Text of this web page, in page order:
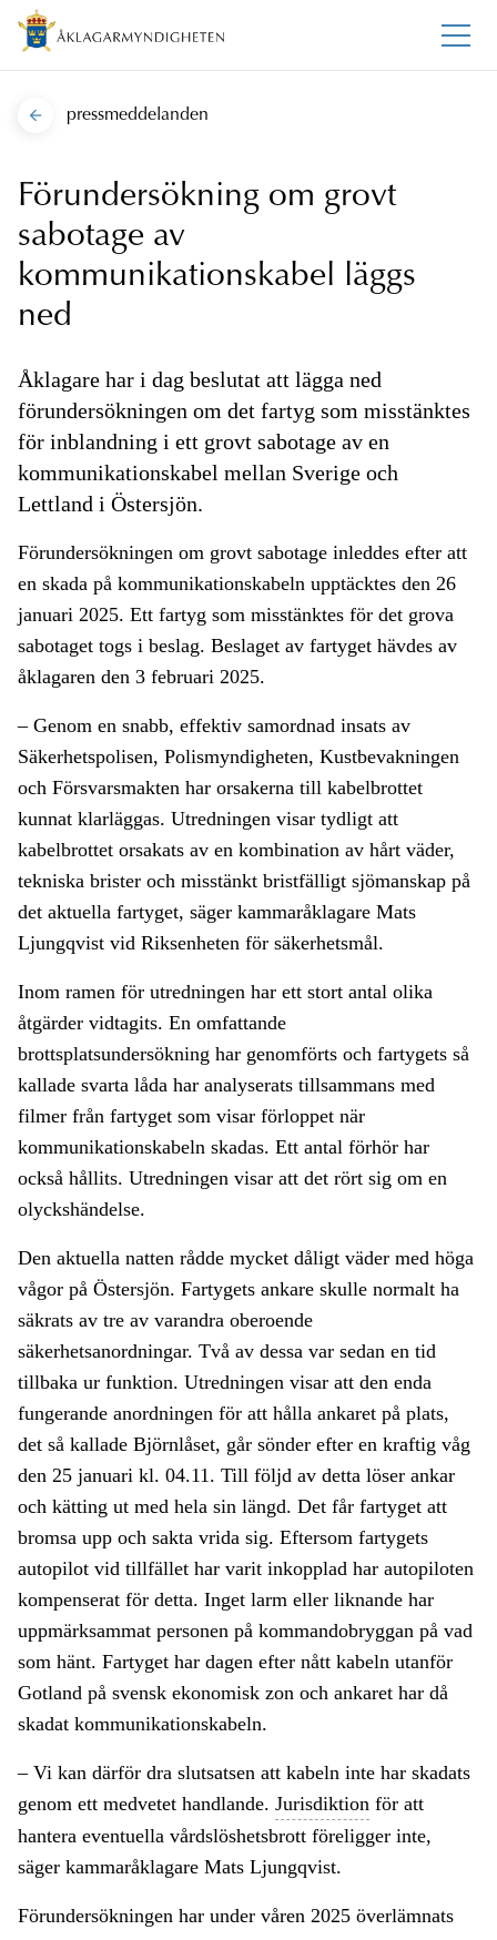
pressmeddelanden
Förundersökning om grovt
sabotage av
kommunikationskabel läggs
ned
Åklagare har i dag beslutat att lägga ned
förundersökningen om det fartyg som misstänktes
för inblandning i ett grovt sabotage av en
kommunikationskabel mellan Sverige och
Lettland i Östersjön.
Förundersökningen om grovt sabotage inleddes efter att
en skada på kommunikationskabeln upptäcktes den 26
januari 2025. Ett fartyg som misstänktes för det grova
sabotaget togs i beslag. Beslaget av fartyget hävdes av
åklagaren den 3 februari 2025.
– Genom en snabb, effektiv samordnad insats av
Säkerhetspolisen, Polismyndigheten, Kustbevakningen
och Försvarsmakten har orsakerna till kabelbrottet
kunnat klarläggas. Utredningen visar tydligt att
kabelbrottet orsakats av en kombination av hårt väder,
tekniska brister och misstänkt bristfälligt sjömanskap på
det aktuella fartyget, säger kammaråklagare Mats
Ljungqvist vid Riksenheten för säkerhetsmål.
Inom ramen för utredningen har ett stort antal olika
åtgärder vidtagits. En omfattande
brottsplatsundersökning har genomförts och fartygets så
kallade svarta låda har analyserats tillsammans med
filmer från fartyget som visar förloppet när
kommunikationskabeln skadas. Ett antal förhör har
också hållits. Utredningen visar att det rört sig om en
olyckshändelse.
Den aktuella natten rådde mycket dåligt väder med höga
vågor på Östersjön. Fartygets ankare skulle normalt ha
säkrats av tre av varandra oberoende
säkerhetsanordningar. Två av dessa var sedan en tid
tillbaka ur funktion. Utredningen visar att den enda
fungerande anordningen för att hålla ankaret på plats,
det så kallade Björnlåset, går sönder efter en kraftig våg
den 25 januari kl. 04.11. Till följd av detta löser ankar
och kätting ut med hela sin längd. Det får fartyget att
bromsa upp och sakta vrida sig. Eftersom fartygets
autopilot vid tillfället har varit inkopplad har autopiloten
kompenserat för detta. Inget larm eller liknande har
uppmärksammat personen på kommandobryggan på vad
som hänt. Fartyget har dagen efter nått kabeln utanför
Gotland på svensk ekonomisk zon och ankaret har då
skadat kommunikationskabeln.
– Vi kan därför dra slutsatsen att kabeln inte har skadats
genom ett medvetet handlande. Jurisdiktion för att
hantera eventuella vårdslöshetsbrott föreligger inte,
säger kammaråklagare Mats Ljungqvist.
Förundersökningen har under våren 2025 överlämnats